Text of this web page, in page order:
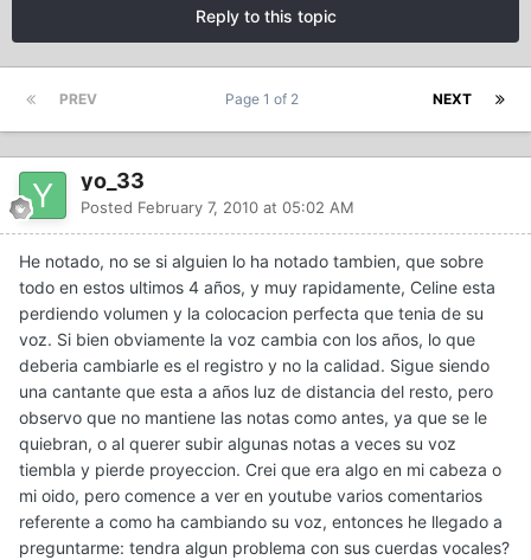
Reply to this topic
PREV NEXT
Page 1 of 2
yo_33
Posted February 7, 2010 at 05:02 AM
He notado, no se si alguien lo ha notado tambien, que sobre
todo en estos ultimos 4 años, y muy rapidamente, Celine esta
perdiendo volumen y la colocacion perfecta que tenia de su
voz. Si bien obviamente la voz cambia con los años, lo que
deberia cambiarle es el registro y no la calidad. Sigue siendo
una cantante que esta a años luz de distancia del resto, pero
observo que no mantiene las notas como antes, ya que se le
quiebran, o al querer subir algunas notas a veces su voz
tiembla y pierde proyeccion. Crei que era algo en mi cabeza o
mi oido, pero comence a ver en youtube varios comentarios
referente a como ha cambiando su voz, entonces he llegado a
preguntarme: tendra algun problema con sus cuerdas vocales?